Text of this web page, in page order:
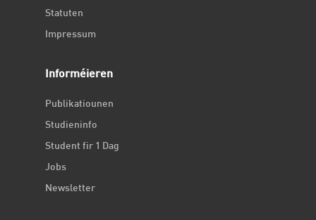
Statuten
Impressum
Informéieren
Publikatiounen
Studieninfo
Student fir 1 Dag
Jobs
Newsletter